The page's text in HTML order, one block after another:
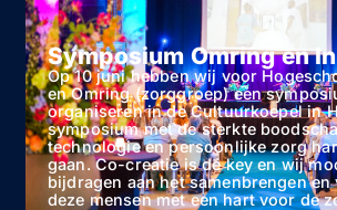
Symposium Omring en
Op 10 juni hebben wij voor
en Omring (zorggroep) een
organiseren in de Cultuurkoepel in
symposium met de sterkte
technologie en persoonlijke zorg
gaan. Co-creatie is de key en wij
bijdragen aan het samenbrengen
deze mensen met een hart voor de